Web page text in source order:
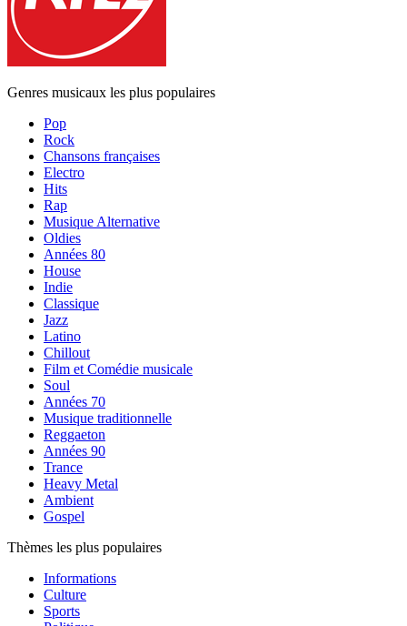
Genres musicaux les plus populaires
Pop
Rock
Chansons françaises
Electro
Hits
Rap
Musique Alternative
Oldies
Années 80
House
Indie
Classique
Jazz
Latino
Chillout
Film et Comédie musicale
Soul
Années 70
Musique traditionnelle
Reggaeton
Années 90
Trance
Heavy Metal
Ambient
Gospel
Thèmes les plus populaires
Informations
Culture
Sports